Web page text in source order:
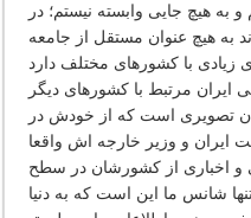
به هیچ جایی وابسته نیستم؛ در
به هیچ عنوان مستقل از جامعه
زیادی با کشورهای مختلف دارد
مرتبط با کشورهای دیگر
تصویری است که از خودش در
ایران و وزیر خارجه اش واقعا
و اخباری از کشورشان در سطح
شانس ما این است که به دنیا